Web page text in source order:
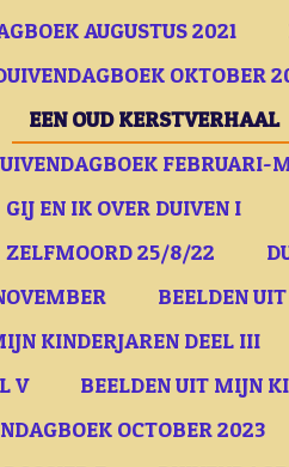
AUGUSTUS 2021
OKTOBER
EEN OUD KERSTVERHAAL
FEBRUARI-
GIJ EN IK OVER DUIVEN I
ZELFMOORD 25/8/22
BEELDEN
KINDERJAREN DEEL III
V
BEELDEN UIT MIJN
OCTOBER 2023